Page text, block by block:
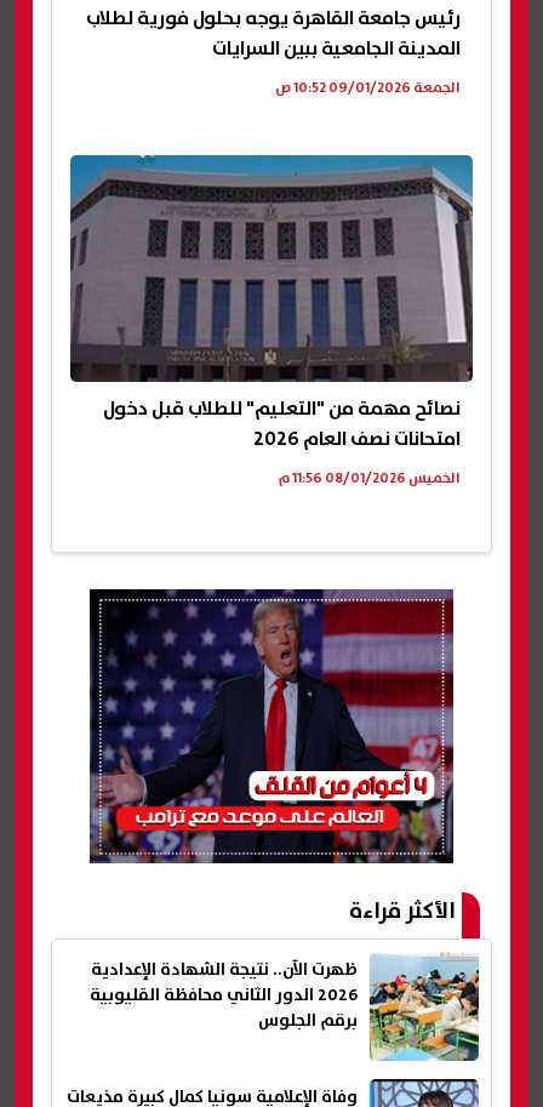
رئيس جامعة القاهرة يوجه بحلول فورية لطلاب
المدينة الجامعية ببين السرايات
الجمعة 09/01/2026 10:52 ص
نصائح مهمة من "التعليم" للطلاب قبل دخول
امتحانات نصف العام 2026
الخميس 08/01/2026 11:56 م
الأكثر قراءة
ظهرت الآن.. نتيجة الشهادة الإعدادية
2026 الدور الثاني محافظة القليوبية
برقم الجلوس
وفاة الإعلامية سونيا كمال كبيرة مذيعات